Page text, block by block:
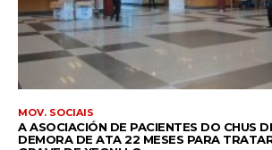
MOV. SOCIAIS
A ASOCIACIÓN DE PACIENTES DO CHUS
DEMORA DE ATA 22 MESES PARA